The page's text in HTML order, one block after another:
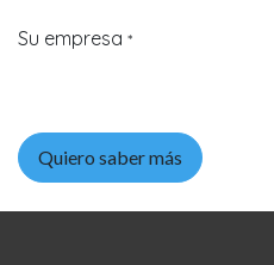
Su empresa *
Quiero saber más